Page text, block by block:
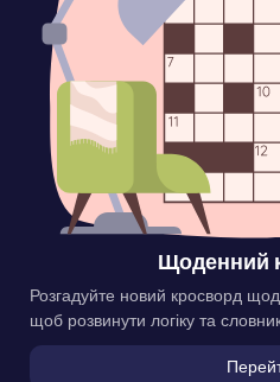
Щоденний
Розгадуйте новий кросворд
щоб розвинути логіку та